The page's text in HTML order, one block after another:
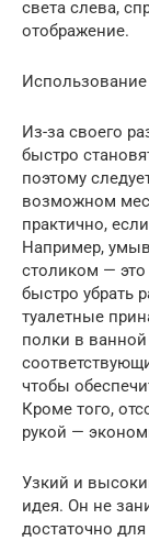
света слева,
отображение.
Из-за своего
быстро
поэтому
возможном
практично,
Например,
столиком —
быстро убрать
туалетные
полки в
чтобы
Кроме того,
рукой —
Узкий и
идея. Он не
достаточно